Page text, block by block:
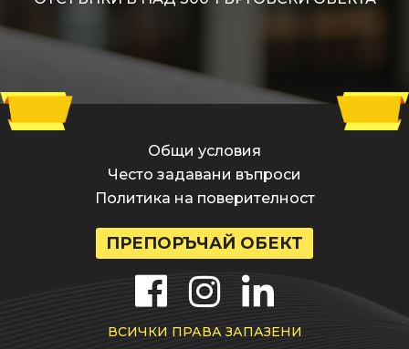
Общи условия
Често задавани въпроси
Политика на поверителност
ПРЕПОРЪЧАЙ ОБЕКТ
ВСИЧКИ ПРАВА ЗАПАЗЕНИ